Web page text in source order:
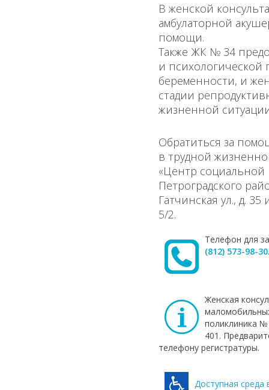
В женской
амбулаторной
помощи.
Также ЖК № 34
и
беременности, и
стадии
жизненной
Обратиться за
в трудной
«Центр
Петроградского
Гатчинская ул., д.
5/2.
Телефон для
(812) 573-98-30.
Женская
поликлиника №
401.
телефону регистратуры.
Доступная